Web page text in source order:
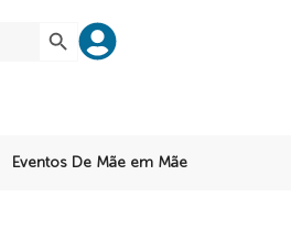
SEARCH BUTTON
Eventos De Mãe em Mãe